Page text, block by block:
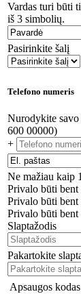
Vardas turi būti
iš 3 simbolių.
Pasirinkite šalį
Telefono numeris
Nurodykite
600 00000)
+
Ne mažiau kaip
Privalo būti
Privalo būti bent
Privalo būti bent
Slaptažodis
Pakartokite
Apsaugos